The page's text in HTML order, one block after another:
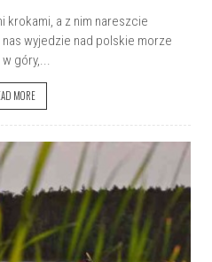
krokami, a z nim nareszcie
wyjedzie nad polskie morze
góry,...
MORE